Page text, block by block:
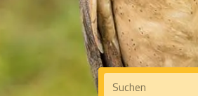
Suchen